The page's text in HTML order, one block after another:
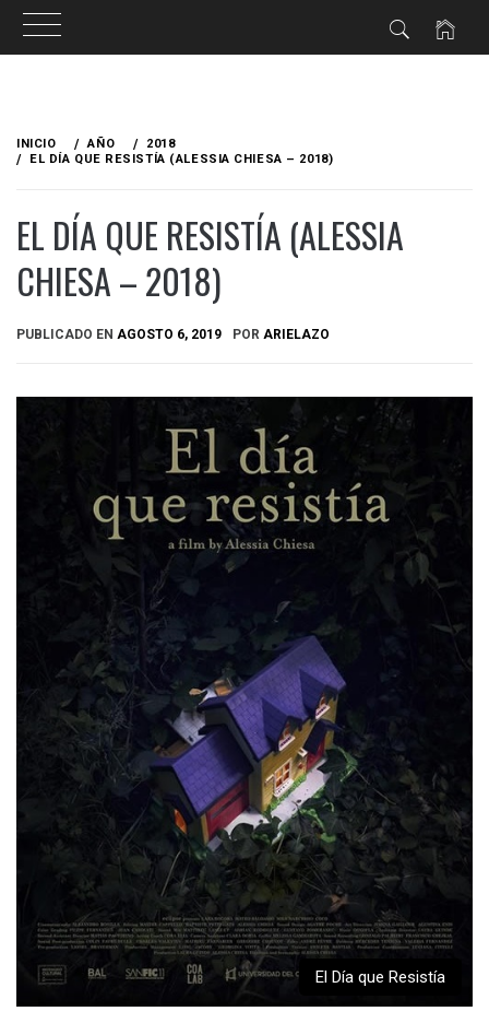
contenido
INICIO AÑO
2018
EL DÍA QUE RESISTÍA (ALESSIA CHIESA – 2018)
EL DÍA QUE RESISTÍA (ALESSIA
CHIESA – 2018)
PUBLICADO EN AGOSTO 6, 2019 POR ARIELAZO
El Día que Resistía